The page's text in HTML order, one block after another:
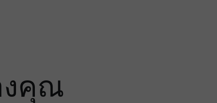
งคุณ